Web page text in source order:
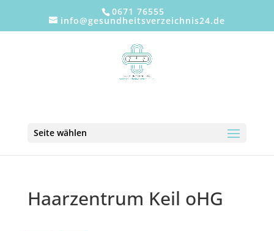
0671 76555
info@gesundheitsverzeichnis24.de
Seite wählen
Haarzentrum Keil oHG